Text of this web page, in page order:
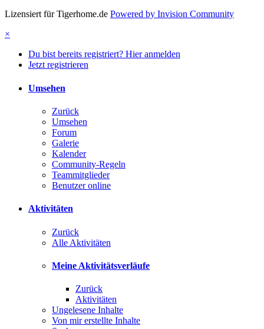
Lizensiert für Tigerhome.de Powered by Invision Community
×
Du bist bereits registriert? Hier anmelden
Jetzt registrieren
Umsehen
Zurück
Umsehen
Forum
Galerie
Kalender
Community-Regeln
Teammitglieder
Benutzer online
Aktivitäten
Zurück
Alle Aktivitäten
Meine Aktivitätsverläufe
Zurück
Aktivitäten
Ungelesene Inhalte
Von mir erstellte Inhalte